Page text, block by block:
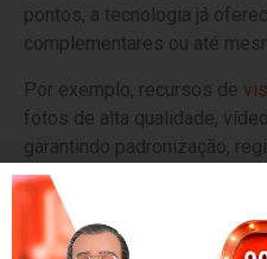
pontos, a tecnologia já
complementares ou até
Por exemplo, recursos de
fotos de alta qualidade,
garantindo padronização,
armazenamento digital das
Ou seja, mesmo quando
ela pode ser otimizada com